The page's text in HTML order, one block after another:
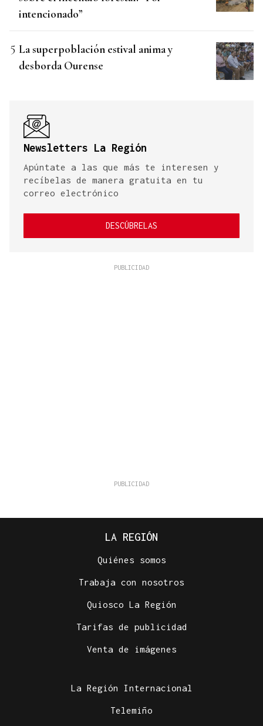
intencionado”
La superpoblación estival anima y
desborda Ourense
Newsletters La Región
Apúntate a las que más te interesen y
recíbelas de manera gratuita en tu
correo electrónico
DESCÚBRELAS
LA REGIÓN
Quiénes somos
Trabaja con nosotros
Quiosco La Región
Tarifas de publicidad
Venta de imágenes
La Región Internacional
Telemiño